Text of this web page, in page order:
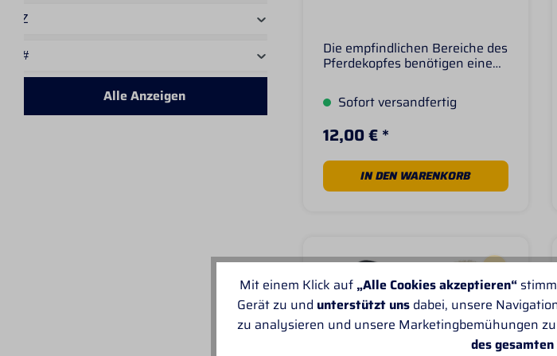
Z
#
Alle Anzeigen
langbehutsam mit Wasser
spülen. Eventuell vorhandene
Kontaktlinsen nachMöglichkeit
anhaltender
Augenreizung:Ärztlichen Rat
einholen/ärztliche Hilfe
hinzuziehen.
Die empfindlichen Bereiche des
Pferdekopfes benötigen eine
diese Kopfbürste besonders
gut geeignet. Ihre handliche
verwöhnen den Kopf des
und Glanz. Maße der
Bürste: 140 x 65mm Je nach
Sofort versandfertig
12,00 € *
IN DEN WARENKORB
Mit einem Klick auf „Alle Cookies akzeptieren“
Gerät zu und unterstützt uns dabei, unsere
zu analysieren und unsere Marketingbemühungen
des gesamten